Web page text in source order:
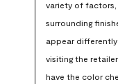
variety of factors,
surrounding
appear
visiting the
have the color